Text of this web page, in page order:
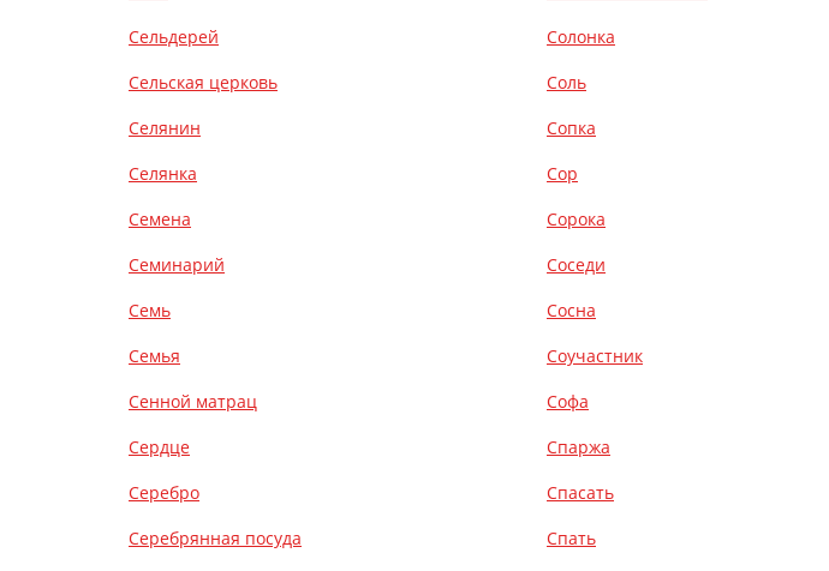
Сельдерей
Солонка
Сельская церковь
Соль
Селянин
Сопка
Селянка
Сор
Семена
Сорока
Семинарий
Соседи
Семь
Сосна
Семья
Соучастник
Сенной матрац
Софа
Сердце
Спаржа
Серебро
Спасать
Серебрянная посуда
Спать